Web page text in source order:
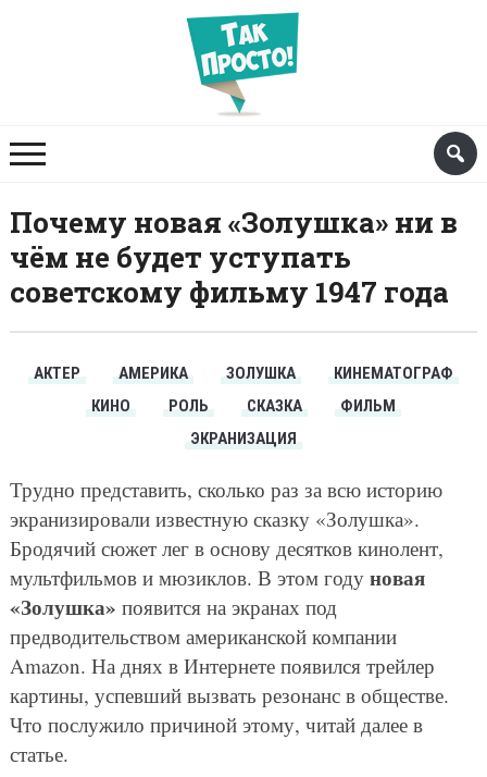
Почему новая «Золушка» ни в
чём не будет уступать
советскому фильму 1947 года
АКТЕР АМЕРИКА ЗОЛУШКА
КИНЕМАТОГРАФ
КИНО
РОЛЬ СКАЗКА
ФИЛЬМ
ЭКРАНИЗАЦИЯ
Трудно представить, сколько раз за всю историю
экранизировали известную сказку «Золушка».
Бродячий сюжет лег в основу десятков кинолент,
мультфильмов и мюзиклов. В этом году новая
«Золушка» появится на экранах под
предводительством американской компании
Amazon. На днях в Интернете появился трейлер
картины, успевший вызвать резонанс в обществе.
Что послужило причиной этому, читай далее в
статье.